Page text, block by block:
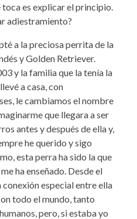
toca es explicar el principio.
adiestramiento?
a la preciosa perrita de la
y Golden Retriever.
y la familia que la tenía la
a casa, con
le cambiamos el nombre
que llegara a ser
antes y después de ella y,
he querido y sigo
esta perra ha sido la que
ha enseñado. Desde el
especial entre ella
todo el mundo, tanto
pero, si estaba yo